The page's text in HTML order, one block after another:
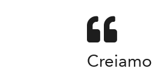
Creiamo